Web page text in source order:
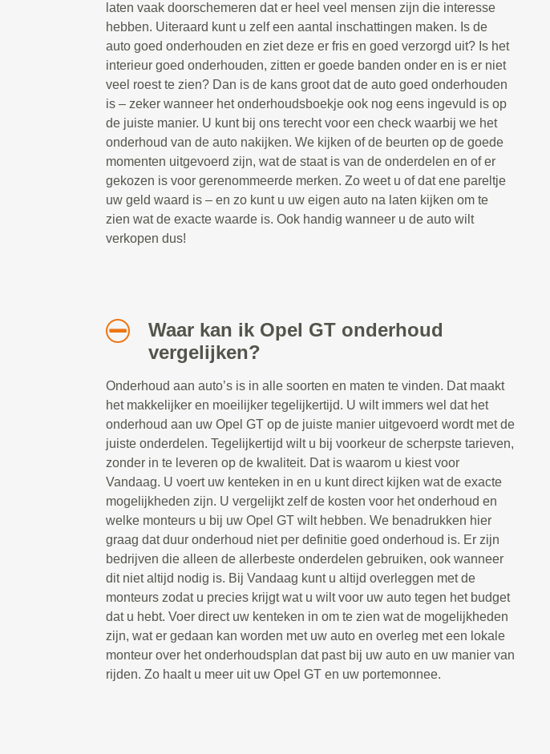
laten vaak doorschemeren dat er heel veel mensen zijn die interesse
hebben. Uiteraard kunt u zelf een aantal inschattingen maken. Is de
auto goed onderhouden en ziet deze er fris en goed verzorgd uit? Is het
interieur goed onderhouden, zitten er goede banden onder en is er niet
veel roest te zien? Dan is de kans groot dat de auto goed onderhouden
is – zeker wanneer het onderhoudsboekje ook nog eens ingevuld is op
de juiste manier. U kunt bij ons terecht voor een check waarbij we het
onderhoud van de auto nakijken. We kijken of de beurten op de goede
momenten uitgevoerd zijn, wat de staat is van de onderdelen en of er
gekozen is voor gerenommeerde merken. Zo weet u of dat ene pareltje
uw geld waard is – en zo kunt u uw eigen auto na laten kijken om te
zien wat de exacte waarde is. Ook handig wanneer u de auto wilt
verkopen dus!
Waar kan ik Opel GT onderhoud
vergelijken?
Onderhoud aan auto’s is in alle soorten en maten te vinden. Dat maakt
het makkelijker en moeilijker tegelijkertijd. U wilt immers wel dat het
onderhoud aan uw Opel GT op de juiste manier uitgevoerd wordt met de
juiste onderdelen. Tegelijkertijd wilt u bij voorkeur de scherpste tarieven,
zonder in te leveren op de kwaliteit. Dat is waarom u kiest voor
Vandaag. U voert uw kenteken in en u kunt direct kijken wat de exacte
mogelijkheden zijn. U vergelijkt zelf de kosten voor het onderhoud en
welke monteurs u bij uw Opel GT wilt hebben. We benadrukken hier
graag dat duur onderhoud niet per definitie goed onderhoud is. Er zijn
bedrijven die alleen de allerbeste onderdelen gebruiken, ook wanneer
dit niet altijd nodig is. Bij Vandaag kunt u altijd overleggen met de
monteurs zodat u precies krijgt wat u wilt voor uw auto tegen het budget
dat u hebt. Voer direct uw kenteken in om te zien wat de mogelijkheden
zijn, wat er gedaan kan worden met uw auto en overleg met een lokale
monteur over het onderhoudsplan dat past bij uw auto en uw manier van
rijden. Zo haalt u meer uit uw Opel GT en uw portemonnee.